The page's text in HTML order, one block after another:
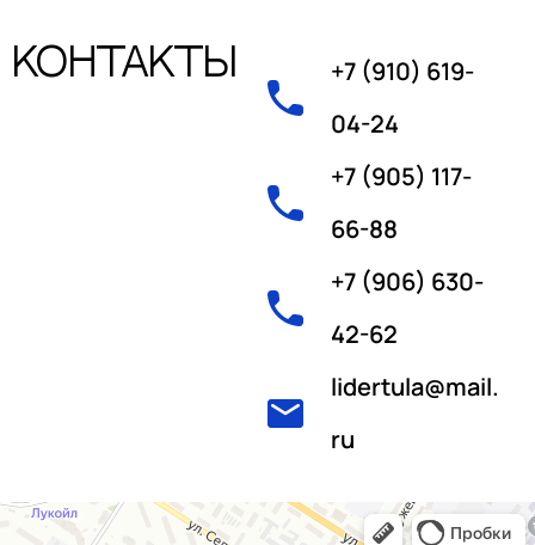
Контакты
+7 (910) 619-
04-24
+7 (905) 117-
66-88
+7 (906) 630-
42-62
lidertula@mail.
ru